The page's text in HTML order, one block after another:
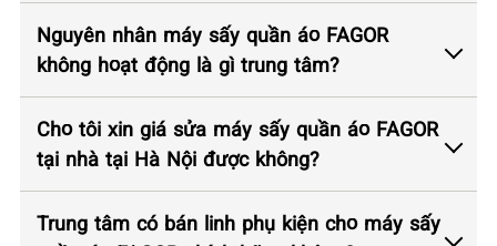
Nguyên nhân máy sấy quần áo FAGOR
không hoạt động là gì trung tâm?
Cho tôi xin giá sửa máy sấy quần áo FAGOR
tại nhà tại Hà Nội được không?
Trung tâm có bán linh phụ kiện cho máy sấy